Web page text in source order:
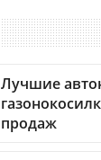
Лучшие
продаж